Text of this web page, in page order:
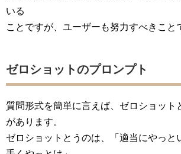
いる
ことですが、ユーザーも努力すべきこと
ゼロショットのプロンプト
質問形式を簡単に言えば、ゼロショット
があります。
ゼロショットとうのは、「適当にやっと